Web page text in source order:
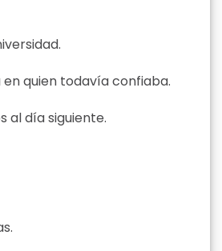
en quien todavía confiaba.
al día siguiente.